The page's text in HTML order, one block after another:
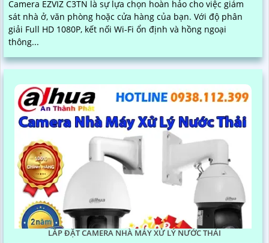
Camera EZVIZ C3TN là sự lựa chọn hoàn hảo cho việc giám
sát nhà ở, văn phòng hoặc cửa hàng của bạn. Với độ phân
giải Full HD 1080P, kết nối Wi-Fi ổn định và hồng ngoại
thông...
LẮP ĐẶT CAMERA NHÀ MÁY XỬ LÝ NƯỚC THẢI